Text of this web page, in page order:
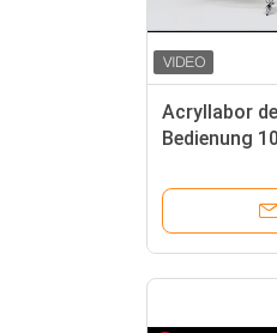
Acryllabor
Bedienung